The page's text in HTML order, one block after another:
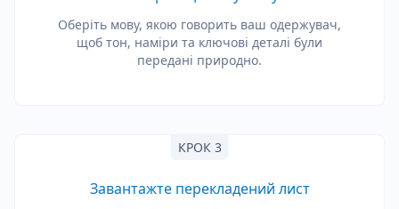
Оберіть мову, якою говорить ваш одержувач,
щоб тон, наміри та ключові деталі були
передані природно.
КРОК 3
Завантажте перекладений лист